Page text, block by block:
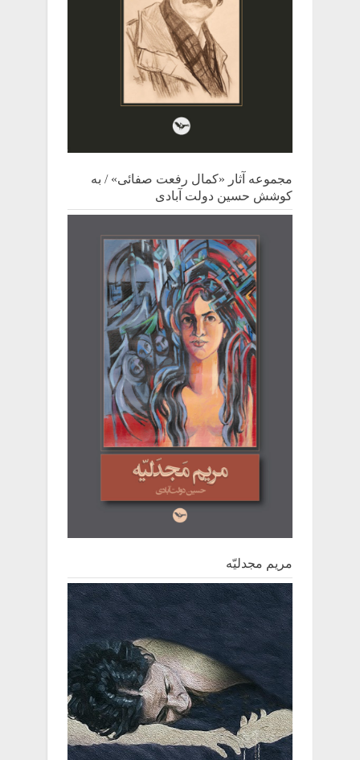
مجموعه آثار «کمال رفعت صفائی» / به
کوشش حسین دولت آبادی
مریم مجدلیّه